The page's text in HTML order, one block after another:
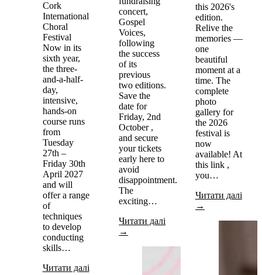
Cork
International
Choral
Festival
Now in its
sixth year,
the three-
and-a-half-
day,
intensive,
hands-on
course runs
from
Tuesday
27th –
Friday 30th
April 2027
and will
offer a range
of
techniques
to develop
conducting
skills…
Читати далі
concert,
Gospel
Voices,
following
the success
of its
previous
two editions.
Save the
date for
Friday, 2nd
October ,
and secure
your tickets
early here to
avoid
disappointment.
The
exciting…
Читати далі
→
this 2026's
edition.
Relive the
memories —
one
beautiful
moment at a
time. The
complete
photo
gallery for
the 2026
festival is
now
available! At
this link ,
you…
Читати далі
→